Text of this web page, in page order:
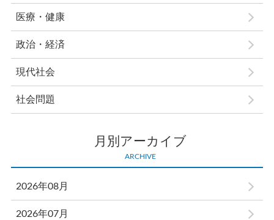
医療・健康
政治・経済
現代社会
社会問題
月別アーカイブ
ARCHIVE
2026年08月
2026年07月